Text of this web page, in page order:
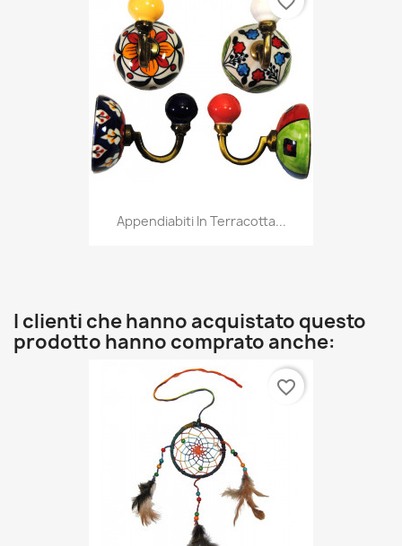
Appendiabiti In Terracotta...
I clienti che hanno acquistato questo
prodotto hanno comprato anche:
favorite_border